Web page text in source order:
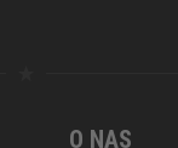
O NAS